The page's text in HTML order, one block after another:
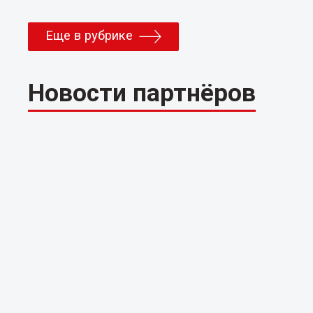
Еще в рубрике
Новости партнёров